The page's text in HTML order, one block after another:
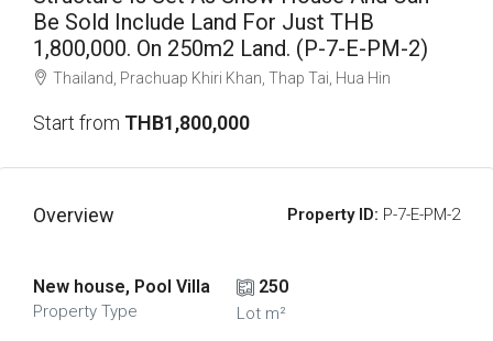
Be Sold Include Land For Just THB
1,800,000. On 250m2 Land. (P-7-E-PM-2)
Thailand, Prachuap Khiri Khan, Thap Tai, Hua Hin
Start from THB1,800,000
Overview Property ID: P-7-E-PM-2
New house, Pool Villa
Property Type
250
Lot m²